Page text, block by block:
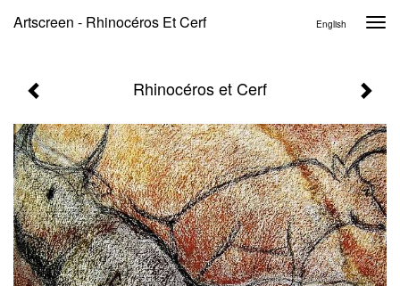
Artscreen - Rhinocéros Et Cerf English
Rhinocéros et Cerf